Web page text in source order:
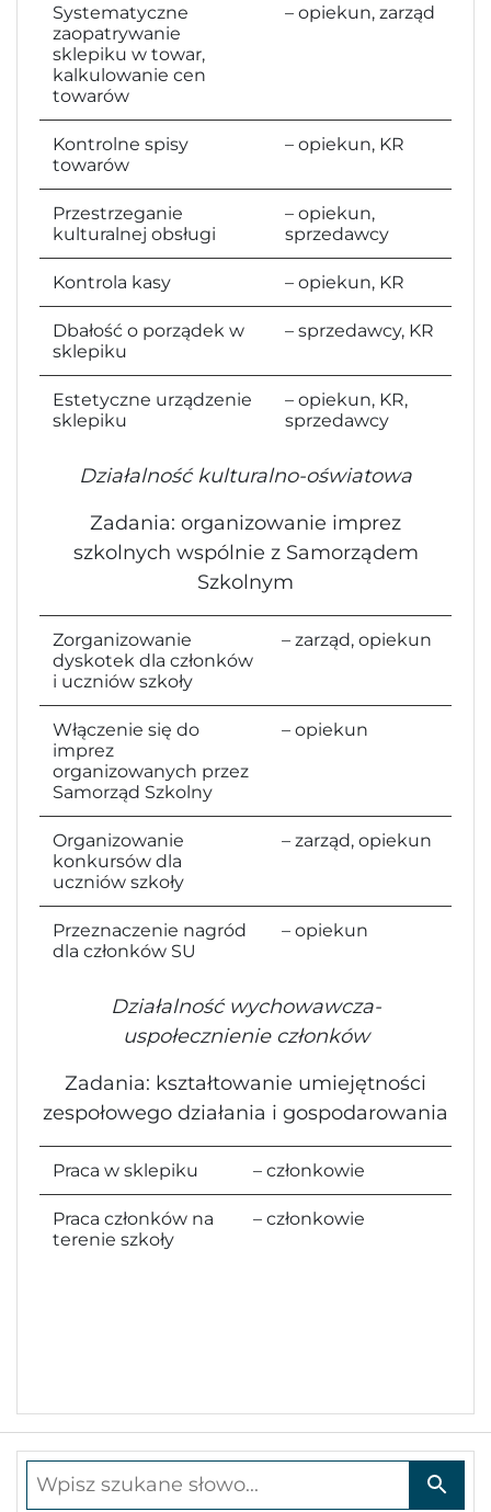
Systematyczne
zaopatrywanie
sklepiku w towar,
kalkulowanie cen
towarów
– opiekun, zarząd
Kontrolne spisy
towarów
– opiekun, KR
Przestrzeganie
kulturalnej obsługi
– opiekun,
sprzedawcy
Kontrola kasy – opiekun, KR
Dbałość o porządek w
sklepiku
– sprzedawcy, KR
Estetyczne urządzenie
sklepiku
– opiekun, KR,
sprzedawcy
Działalność kulturalno-oświatowa
Zadania: organizowanie imprez
szkolnych wspólnie z Samorządem
Szkolnym
Zorganizowanie
dyskotek dla członków
i uczniów szkoły
– zarząd, opiekun
Włączenie się do
imprez
organizowanych przez
Samorząd Szkolny
– opiekun
Organizowanie
konkursów dla
uczniów szkoły
– zarząd, opiekun
Przeznaczenie nagród
dla członków SU
– opiekun
Działalność wychowawcza-
uspołecznienie członków
Zadania: kształtowanie umiejętności
zespołowego działania i gospodarowania
Praca w sklepiku – członkowie
Praca członków na
terenie szkoły
– członkowie
Wpisz szukane słowo